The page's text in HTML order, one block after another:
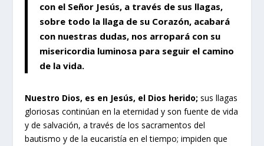
con el Señor Jesús, a través de sus llagas,
sobre todo la llaga de su Corazón, acabará
con nuestras dudas, nos arropará con su
misericordia luminosa para seguir el camino
de la vida.
Nuestro Dios, es en Jesús, el Dios herido; sus llagas
gloriosas continúan en la eternidad y son fuente de vida
y de salvación, a través de los sacramentos del
bautismo y de la eucaristía en el tiempo; impiden que